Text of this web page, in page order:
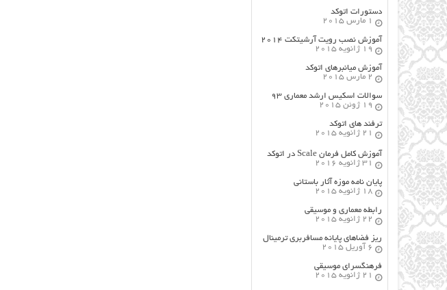
دستورات اتوکد
1 مارس 2015
آموزش نصب رویت آرشیتکت ۲۰۱۴
19 ژانویه 2015
آموزش میانبرهای اتوکد
2 مارس 2015
سوالات اسکیس ارشد معماری ۹۳
19 ژوئن 2015
ترفند های اتوکد
21 ژانویه 2015
آموزش کامل فرمان Scale در اتوکد
31 ژانویه 2016
پایان نامه موزه آثار باستانی
18 ژانویه 2015
رابطه معماری و موسیقی
22 ژانویه 2015
ریز فضاهای پایانه مسافربری ترمینال
6 آوریل 2015
فرهنگسراي موسيقي
21 ژانویه 2015